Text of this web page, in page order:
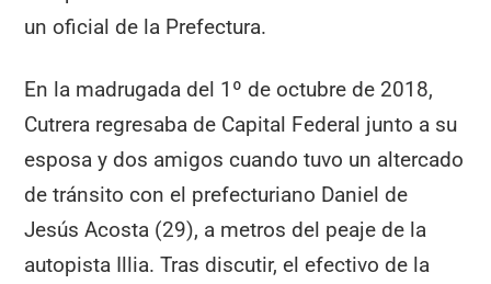
un oficial de la Prefectura.
En la madrugada del 1º de octubre de 2018,
Cutrera regresaba de Capital Federal junto a su
esposa y dos amigos cuando tuvo un altercado
de tránsito con el prefecturiano Daniel de
Jesús Acosta (29), a metros del peaje de la
autopista Illia. Tras discutir, el efectivo de la